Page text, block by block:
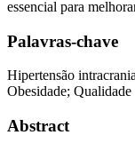
essencial para
Palavras-chave
Hipertensão
Obesidade; Qualidade
Abstract